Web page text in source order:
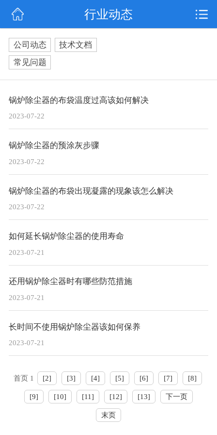
行业动态
公司动态
技术文档
常见问题
锅炉除尘器的布袋温度过高该如何解决
2023-07-22
锅炉除尘器的预涂灰步骤
2023-07-22
锅炉除尘器的布袋出现凝露的现象该怎么解决
2023-07-22
如何延长锅炉除尘器的使用寿命
2023-07-21
还用锅炉除尘器时有哪些防范措施
2023-07-21
长时间不使用锅炉除尘器该如何保养
2023-07-21
首页 1 [2] [3] [4] [5] [6] [7] [8]
[9] [10] [11] [12] [13] 下一页
末页